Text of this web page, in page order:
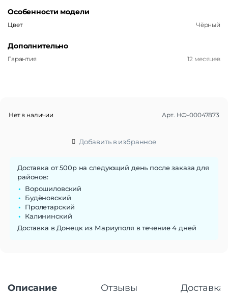
Особенности модели
Цвет Чёрный
Дополнительно
Гарантия 12 месяцев
Нет в наличии Арт. НФ-00047873
Добавить в избранное
Доставка от 500р на следующий день после заказа для
районов:
Ворошиловский
Будёновский
Пролетарский
Калининский
Доставка в Донецк из Мариуполя в течение 4 дней
Описание Отзывы Доставка